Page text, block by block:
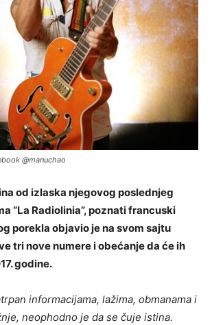
@manuchao
od izlaska njegovog poslednjeg
“La Radiolinia”, poznati francuski
porekla objavio je na svom sajtu
tri nove numere i obećanje da će ih
godine.
informacijama, lažima, obmanama i
neophodno je da se čuje istina.